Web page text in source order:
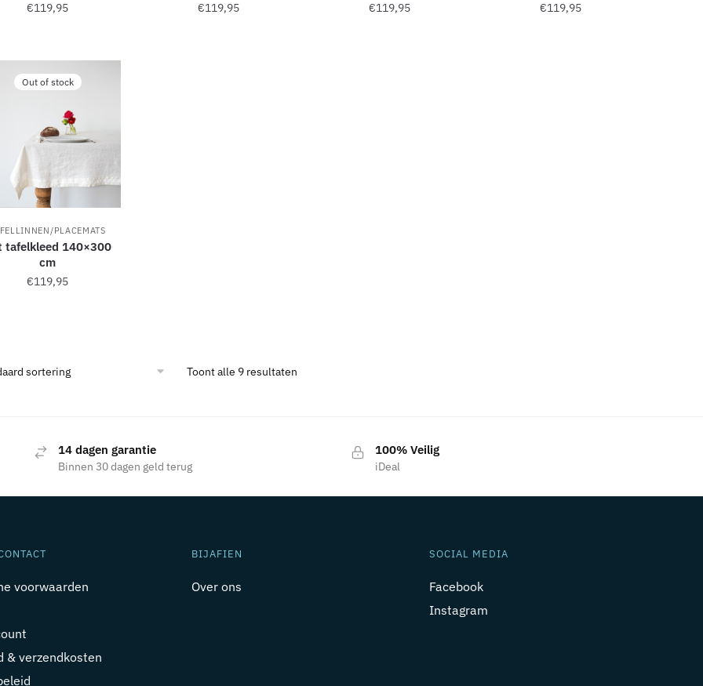
€119,95 €119,95 €119,95 €119,95
Out of stock
PLACEMATS
tafelkleed 140×300
cm
€119,95
Toont alle 9 resultaten
14 dagen garantie
Binnen 30 dagen geld terug
100% Veilig
iDeal
voorwaarden
& verzendkosten
BIJAFIEN
Over ons
SOCIAL MEDIA
Facebook
Instagram